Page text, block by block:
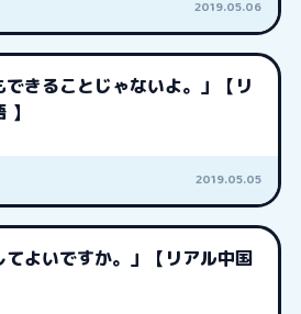
2019.05.06
できることじゃないよ。」【リ
2019.05.05
てよいですか。」【リアル中国